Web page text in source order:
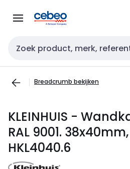
naar
naar
Zoekveld invoer
Breadcrumb bekijken
KLEINHUIS -
RAL 9001.
HKL4040.6